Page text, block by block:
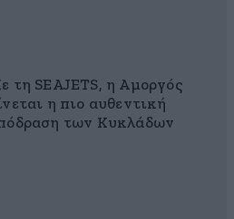
τη SEAJETS, η Αμοργός
η πιο αυθεντική
των Κυκλάδων